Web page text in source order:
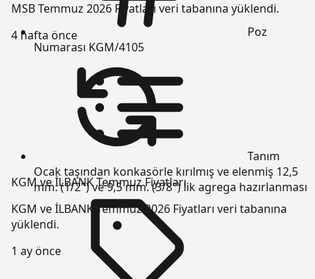
MSB Temmuz 2026 Fiyatları veri tabanına yüklendi.
4 hafta önce
KGM ve İLBANK Temmuz Fiyatları
KGM ve İLBANK Temmuz 2026 Fiyatları veri tabanına
yüklendi.
1 ay önce
Poz
Numarası KGM/4105
Tanım
Ocak taşından konkasörle kırılmış ve elenmiş 12,5
mm. (1/2") ve 9,5 mm. (3/8") lik agrega hazırlanması